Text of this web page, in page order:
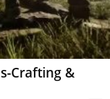
Crafting &